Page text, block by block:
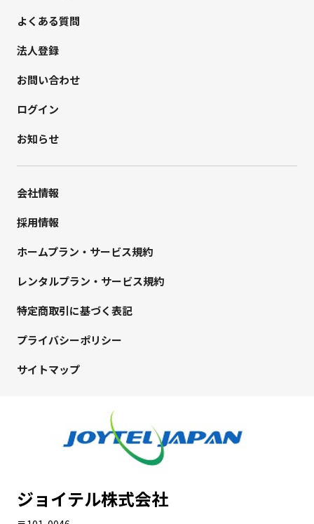
よくある質問
法人登録
お問い合わせ
ログイン
お知らせ
会社情報
採用情報
ホームプラン・サービス規約
レンタルプラン・サービス規約
特定商取引に基づく表記
プライバシーポリシー
サイトマップ
ジョイテル株式会社